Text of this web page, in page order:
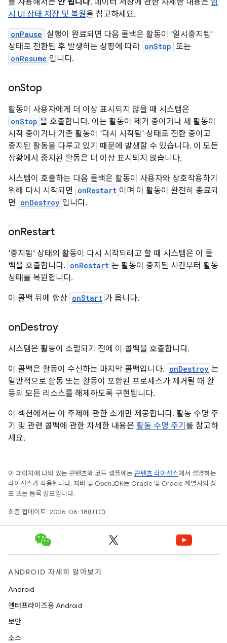
를 사용해서는 안 됩니다. 데이터 저장에 관한 자세한 내용은 임
시 UI 상태 저장 및 복원을 참고하세요.
onPause 실행이 완료되면 다음 콜백은 활동이 '일시중지됨'
상태로 전환된 후 발생하는 상황에 따라 onStop 또는
onResume 입니다.
onStop
활동이 사용자에게 더 이상 표시되지 않을 때 시스템은
onStop 을 호출합니다. 이는 활동이 제거 중이거나 새 활동이
시작 중이거나 기존 활동이 '다시 시작됨' 상태로 전환 중이고
중지된 활동을 다루고 있기 때문에 발생할 수 있습니다. 이 모든
상황에서 중지된 활동은 더 이상 표시되지 않습니다.
시스템이 호출하는 다음 콜백은 활동이 사용자와 상호작용하기
위해 다시 시작되면
onRestart 이며 이 활동이 완전히 종료되
면
onDestroy 입니다.
onRestart
'중지됨' 상태의 활동이 다시 시작되려고 할 때 시스템은 이 콜
백을 호출합니다. onRestart 는 활동이 중지된 시간부터 활동
상태를 복원합니다.
이 콜백 뒤에 항상 onStart 가 옵니다.
onDestroy
시스템은 활동이 소멸되기 전에 이 콜백을 호출합니다.
이 콜백은 활동이 수신하는 마지막 콜백입니다. onDestroy 는
일반적으로 활동 또는 활동이 포함된 프로세스가 제거될 때 활
동의 모든 리소스를 해제하도록 구현됩니다.
이 섹션에서는 이 주제에 관한 소개만 제공합니다. 활동 수명 주
기 및 관련 콜백에 관한 자세한 내용은 활동 수명 주기 를 참고하
세요.
이 페이지에 나와 있는 콘텐츠와 코드 샘플에는 콘텐츠 라이선스에서 설명하는
라이선스가 적용됩니다. 자바 및 OpenJDK는 Oracle 및 Oracle 계열사의 상
표 또는 등록 상표입니다.
최종 업데이트: 2026-06-18(UTC)
ANDROID 자세히 알아보기
Android
엔터프라이즈용 Android
보안
소스